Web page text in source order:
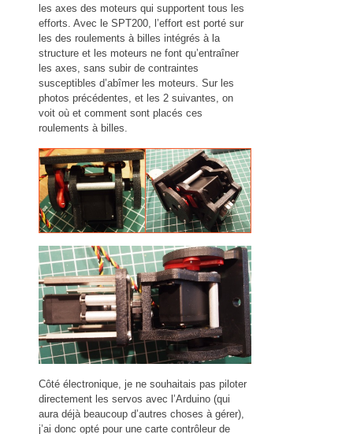
les axes des moteurs qui supportent tous les
efforts. Avec le SPT200, l’effort est porté sur
les des roulements à billes intégrés à la
structure et les moteurs ne font qu’entraîner
les axes, sans subir de contraintes
susceptibles d’abîmer les moteurs. Sur les
photos précédentes, et les 2 suivantes, on
voit où et comment sont placés ces
roulements à billes.
Côté électronique, je ne souhaitais pas piloter
directement les servos avec l’Arduino (qui
aura déjà beaucoup d’autres choses à gérer),
j’ai donc opté pour une carte contrôleur de